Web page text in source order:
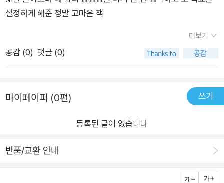
는 워크북이 수록되어 있는데, 이는 독자가 직접 참여할 수 있도
하면 그것을 머릿속으로 생각하고 흘려보내는 것과는 그 효과가
크게 다르다. 〈PART 1. 목표의 힘〉에서는 목표에 관련한 교훈을
전하는 책으로 《스타트 위드 와이》, 《죽음의 수용소에서》, 《비상
을 소개한다. 우리가 무력해지는 이유는 간단하다. 목적도 목표도
명확히 생각해 보지 않고 무작정 달렸기 때문이다. 목표는 삶의
방향을 제시하는 나침반과 같아, 목표가 있을 때 비로소 의미 있
하며, 더 바쁘고 힘든 상황에서도 지치지 않게 하는 원동력이 된
설정하게 해준 정말 고마운 책
더보기
공감 (0) 댓글 (0)
마이페이퍼 (0편) 쓰기
등록된 글이 없습니다
반품/교환 안내